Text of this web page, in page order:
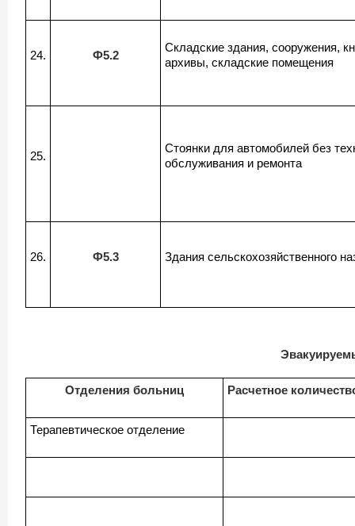
24. Ф5.2
Складские здания, сооружения,
архивы, складские помещения
25.
Стоянки для автомобилей без
обслуживания и ремонта
26. Ф5.3 Здания сельскохозяйственного
Отделения больниц Расчетное
Терапевтическое отделение